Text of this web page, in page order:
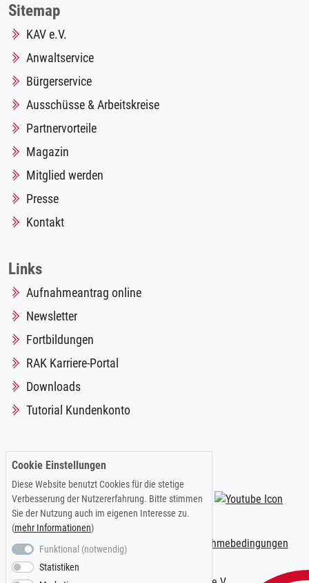
Sitemap
KAV e.V.
Anwaltservice
Bürgerservice
Ausschüsse & Arbeitskreise
Partnervorteile
Magazin
Mitglied werden
Presse
Kontakt
Links
Aufnahmeantrag online
Newsletter
Fortbildungen
RAK Karriere-Portal
Downloads
Tutorial Kundenkonto
Impressum |Datenschutzerklärung Teilnahmebedingungen
Cookie Einstellungen
Diese Website benutzt Cookies für die stetige
Verbesserung der Nutzererfahrung. Bitte stimmen
Sie der Nutzung auch im eigenen Interesse zu.
(mehr Informationen)
Funktional (notwendig)
Statistiken